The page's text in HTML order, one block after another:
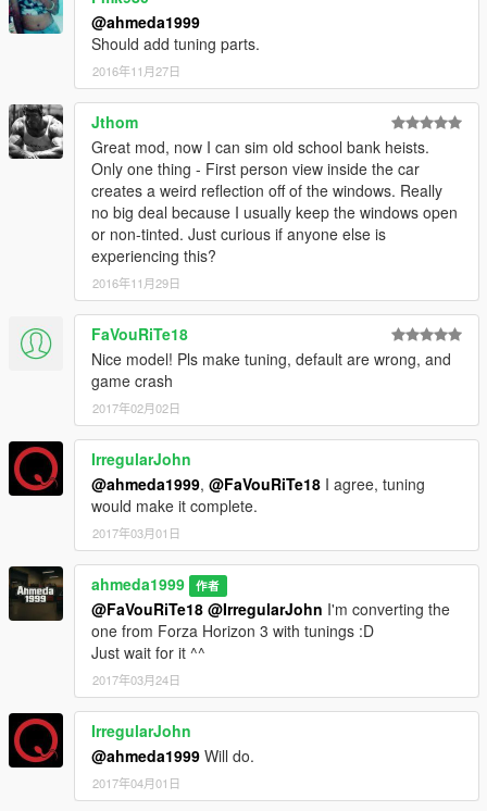
@ahmeda1999
Should add tuning parts.
2016年11月27日
Jthom
Great mod, now I can sim old school bank heists.
Only one thing - First person view inside the car
creates a weird reflection off of the windows. Really
no big deal because I usually keep the windows open
or non-tinted. Just curious if anyone else is
experiencing this?
2016年11月29日
FaVouRiTe18
Nice model! Pls make tuning, default are wrong, and
game crash
2017年02月02日
IrregularJohn
@ahmeda1999, @FaVouRiTe18 I agree, tuning
would make it complete.
2017年03月01日
ahmeda1999 作者
@FaVouRiTe18 @IrregularJohn I'm converting the
one from Forza Horizon 3 with tunings :D
Just wait for it ^^
2017年03月24日
IrregularJohn
@ahmeda1999 Will do.
2017年04月01日